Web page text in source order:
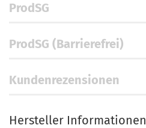
ProdSG
ProdSG (Barrierefrei)
Kundenrezensionen
Hersteller Informationen